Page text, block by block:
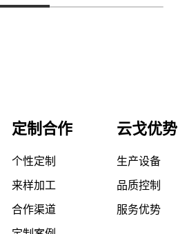
定制合作
个性定制
来样加工
合作渠道
云戈优势
生产设备
品质控制
服务优势